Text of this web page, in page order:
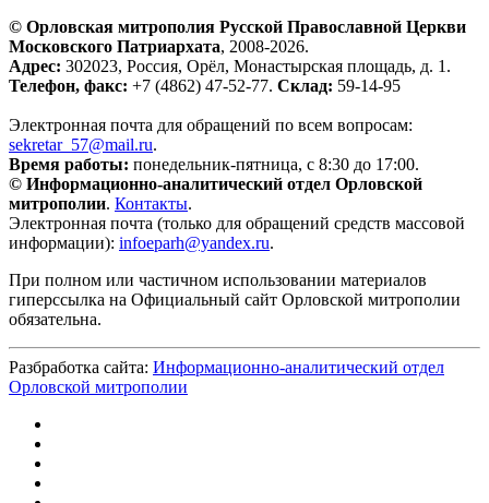
© Орловская митрополия Русской Православной Церкви
Московского Патриархата, 2008-2026.
Адрес: 302023, Россия, Орёл, Монастырская площадь, д. 1.
Телефон, факс: +7 (4862) 47-52-77. Склад: 59-14-95
Электронная почта для обращений по всем вопросам:
sekretar_57@mail.ru.
Время работы: понедельник-пятница, с 8:30 до 17:00.
© Информационно-аналитический отдел Орловской
митрополии. Контакты.
Электронная почта (только для обращений средств массовой
информации): infoeparh@yandex.ru.
При полном или частичном использовании материалов
гиперссылка на Официальный сайт Орловской митрополии
обязательна.
Разбработка сайта: Информационно-аналитический отдел
Орловской митрополии